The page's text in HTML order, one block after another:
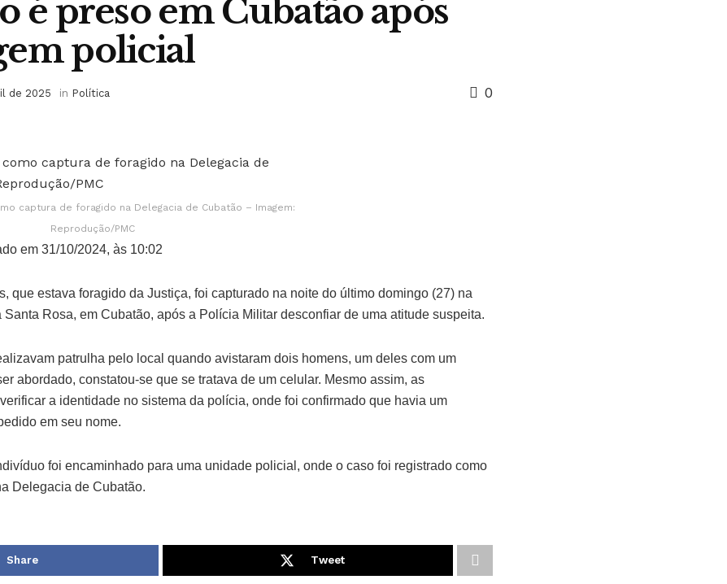
é preso em Cubatão após
policial
de 2025 in Política 0
captura de foragido na Delegacia de Cubatão – Imagem:
Reprodução/PMC
em 31/10/2024, às 10:02
que estava foragido da Justiça, foi capturado na noite do último domingo (27) na
Santa Rosa, em Cubatão, após a Polícia Militar desconfiar de uma atitude suspeita.
patrulha pelo local quando avistaram dois homens, um deles com um
abordado, constatou-se que se tratava de um celular. Mesmo assim, as
a identidade no sistema da polícia, onde foi confirmado que havia um
em seu nome.
foi encaminhado para uma unidade policial, onde o caso foi registrado como
Delegacia de Cubatão.
Share Tweet